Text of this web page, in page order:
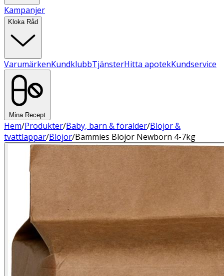
Kampanjer
Kloka Råd
VarumärkenKundklubbTjänsterHitta apotekKundservice
Mina Recept
Hem/Produkter/Baby, barn & förälder/Blöjor &
tvättlappar/Blöjor/Bammies Blöjor Newborn 4-7kg